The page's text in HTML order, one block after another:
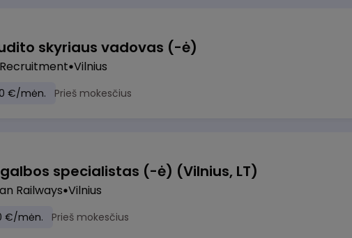
skyriaus vadovas (-ė)
Vilnius
€/mėn. Prieš mokesčius
specialistas (-ė) (Vilnius, LT)
Railways Vilnius
€/mėn. Prieš mokesčius